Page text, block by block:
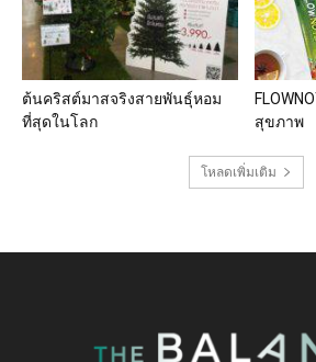
ต้นคริสต์มาสจริงสายพันธุ์หอม
ที่สุดในโลก
สุขภาพ
โหลดเพิ่มเติม